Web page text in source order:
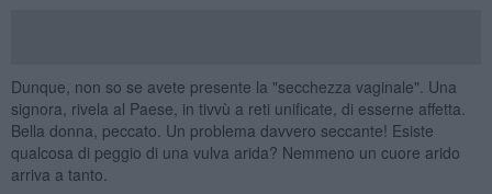
Dunque, non so se avete presente la "secchezza vaginale". Una
signora, rivela al Paese, in tivvù a reti unificate, di esserne affetta.
Bella donna, peccato. Un problema davvero seccante! Esiste
qualcosa di peggio di una vulva arida? Nemmeno un cuore arido
arriva a tanto.